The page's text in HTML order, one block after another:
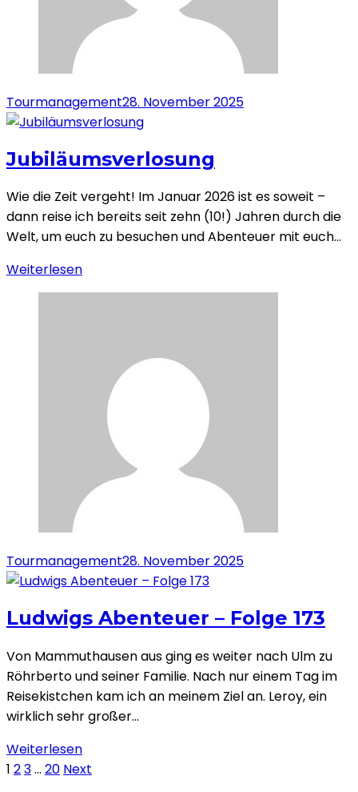
Tourmanagement28. November 2025
Jubiläumsverlosung
Wie die Zeit vergeht! Im Januar 2026 ist es soweit –
dann reise ich bereits seit zehn (10!) Jahren durch die
Welt, um euch zu besuchen und Abenteuer mit euch…
Weiterlesen
Tourmanagement28. November 2025
Ludwigs Abenteuer – Folge 173
Von Mammuthausen aus ging es weiter nach Ulm zu
Röhrberto und seiner Familie. Nach nur einem Tag im
Reisekistchen kam ich an meinem Ziel an. Leroy, ein
wirklich sehr großer…
Weiterlesen
Seitennummerierung
1 23… 20 Next